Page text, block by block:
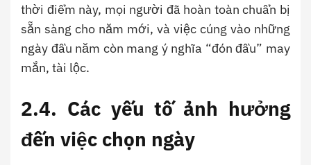
thời điểm này, mọi người đã hoàn toàn chuẩn bị
sẵn sàng cho năm mới, và việc cúng vào những
ngày đầu năm còn mang ý nghĩa “đón đầu” may
mắn, tài lộc.
2.4. Các yếu tố ảnh hưởng
đến việc chọn ngày